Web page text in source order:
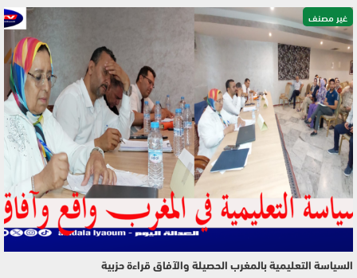
غير مصنف
السياسة التعليمية بالمغرب الحصيلة والآفاق قراءة حزبية